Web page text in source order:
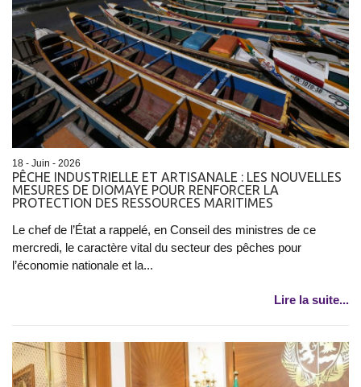
18 - Juin - 2026
PÊCHE INDUSTRIELLE ET ARTISANALE : LES NOUVELLES
MESURES DE DIOMAYE POUR RENFORCER LA
PROTECTION DES RESSOURCES MARITIMES
Le chef de l’État a rappelé, en Conseil des ministres de ce
mercredi, le caractère vital du secteur des pêches pour
l’économie nationale et la...
Lire la suite...